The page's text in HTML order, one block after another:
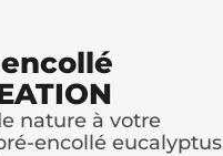
nature à votre
encollé eucalyptus